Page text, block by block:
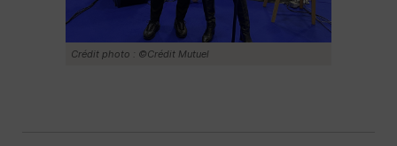
Crédit photo : ©Crédit Mutuel